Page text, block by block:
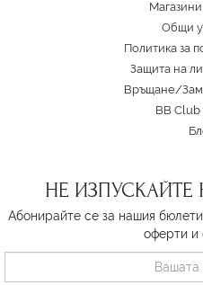
Oбщи
Политика за
Защита на
Връщане/
BB Club
НЕ
Абонирайте се за нашия
оферти и